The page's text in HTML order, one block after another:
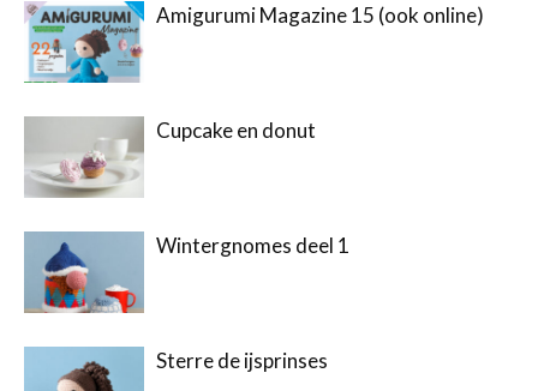
Amigurumi Magazine 15 (ook online)
Cupcake en donut
Wintergnomes deel 1
Sterre de ijsprinses